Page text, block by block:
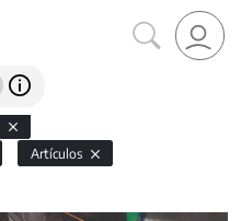
Artículos